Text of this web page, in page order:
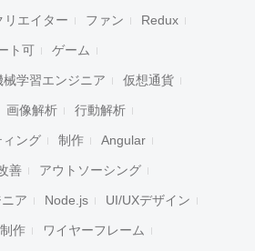
リエイター ファン Redux
ト可 ゲーム
械学習エンジニア 仮想通貨
画像解析 行動解析
ィング 制作 Angular
善 アウトソーシング
ア Node.js UI/UXデザイン
作 ワイヤーフレーム